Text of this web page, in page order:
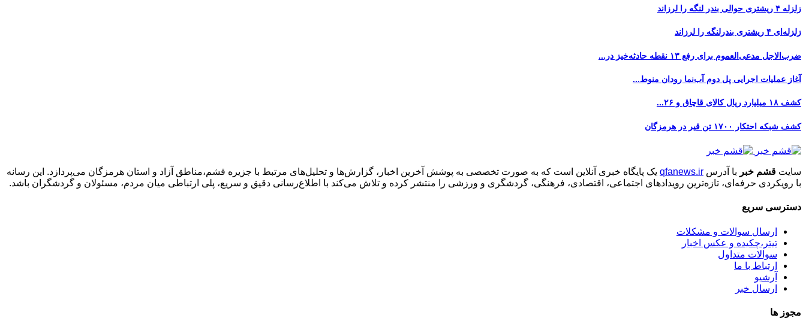
زلزله ۴ ریشتری حوالی بندر لنگه را لرزاند
زلزله‌ای ۴ ریشتری بندرلنگه را لرزاند
ضرب‌الاجل مدعی‌العموم برای رفع ۱۳ نقطه حادثه‌خیز در...
آغاز عملیات اجرایی پل دوم آب‌نما رودان منوط...
کشف ۱۸ میلیارد ریال کالای قاچاق و ۲۶...
کشف شبکه احتکار ۱۷۰۰ تن قیر در هرمزگان
سایت قشم خبر با آدرس qfanews.ir یک پایگاه خبری آنلاین است که به صورت تخصصی به پوشش آخرین اخبار، گزارش‌ها و تحلیل‌های مرتبط با جزیره قشم،مناطق آزاد و استان هرمزگان می‌پردازد. این رسانه
با رویکردی حرفه‌ای، تازه‌ترین رویدادهای اجتماعی، اقتصادی، فرهنگی، گردشگری و ورزشی را منتشر کرده و تلاش می‌کند با اطلاع‌رسانی دقیق و سریع، پلی ارتباطی میان مردم، مسئولان و گردشگران باشد.
دسترسی سریع
ارسال سوالات و مشکلات
تیتر،چکیده و عکس اخبار
سوالات متداول
ارتباط با ما
آرشیو
ارسال خبر
مجوز ها